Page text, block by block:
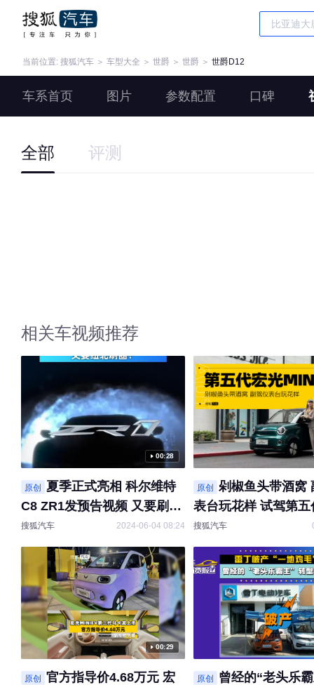
当前位置: 搜狐汽车 ＞ 车型大全 ＞ 世爵 ＞ 世爵 ＞ 世爵D12
车系首页 图片 参数配置 口碑
全部 评测
相关车视频推荐
00:28
原创
夏季正式亮相 科尔维特
C8 ZR1发预告视频 又要刷纽
北了？
搜狐汽车 2024-06-04 08:24
原创
剁椒鱼头带酒窝
表台玩花样 试驾第五
MINIEV
搜狐汽车
00:29
原创
官方指导价4.68万元 宏
原创
曾经的“老头乐